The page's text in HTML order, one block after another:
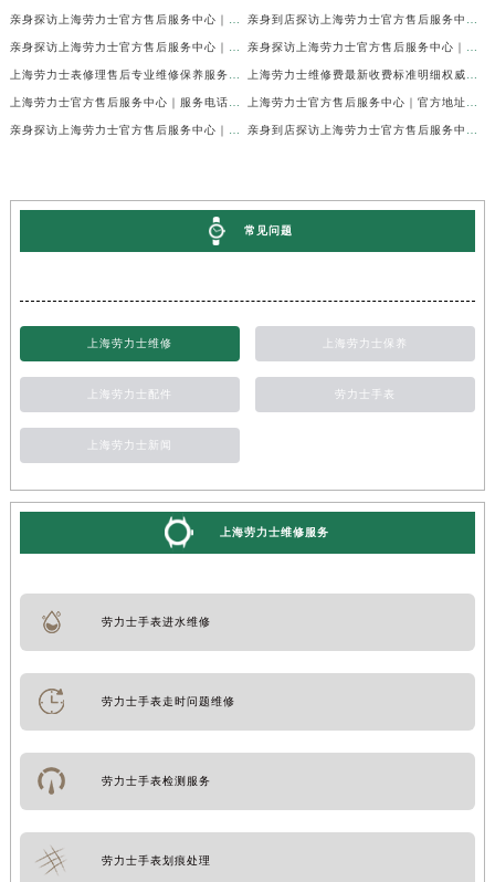
常见问题
上海劳力士维修 上海劳力士保养
上海劳力士配件 劳力士手表
上海劳力士新闻
上海劳力士维修服务
劳力士手表进水维修
劳力士手表走时问题维修
劳力士手表检测服务
劳力士手表划痕处理